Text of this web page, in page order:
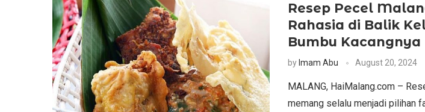
Resep Pecel
Rahasia di Balik
Bumbu Kacangnya
by Imam Abu August 20, 2024
MALANG, HaiMalang.com –
memang selalu menjadi pilihan